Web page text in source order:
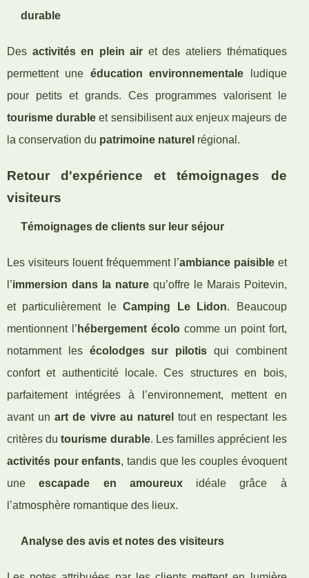
durable
Des activités en plein air et des ateliers thématiques
permettent une éducation environnementale ludique
pour petits et grands. Ces programmes valorisent le
tourisme durable et sensibilisent aux enjeux majeurs de
la conservation du patrimoine naturel régional.
Retour d'expérience et témoignages de
visiteurs
Témoignages de clients sur leur séjour
Les visiteurs louent fréquemment l’ambiance paisibleet
l’immersion dans la naturequ’offre le Marais Poitevin,
et particulièrement leCamping Le Lidon. Beaucoup
mentionnent l’ hébergement écolocomme un point fort,
notamment les écolodges sur pilotis qui combinent
confort et authenticité locale. Ces structures en bois,
parfaitement intégrées à l’environnement, mettent en
avant unart de vivre au naturel tout en respectant les
critères dutourisme durable. Les familles apprécient les
activités pour enfants, tandis que les couples évoquent
uneescapade en amoureuxidéale grâce à
l’atmosphère romantique des lieux.
Analyse des avis et notes des visiteurs